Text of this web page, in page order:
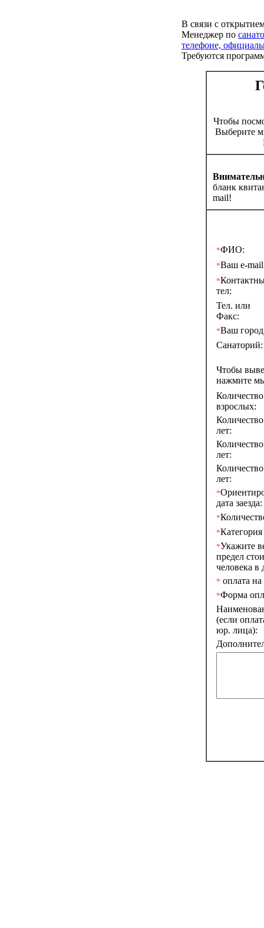
В связи с
Менеджер по
телефоне,
Требуются
Чтобы
Выберите
бланк
mail!
*ФИО:
*Ваш e-
*
тел:
Тел. или
Факс:
*Ваш
Санаторий:
Чтобы
нажмите
взрослых:
лет:
лет:
лет:
*
дата заезда:
*
*
*Укажите
предел
человека в
* оплата на
*Форма
(если
юр. лица):